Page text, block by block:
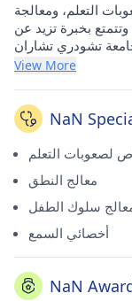
التعلم، ومعالجة
بخبرة تزيد عن
تشودري تشاران
من جامعة تشودري تشاران
وThe Wings - Association For Develpoment في القطاع.
View More
NaN
لصعوبات التعلم
معالج النطق
سلوك الطفل
أخصائي السمع
NaN